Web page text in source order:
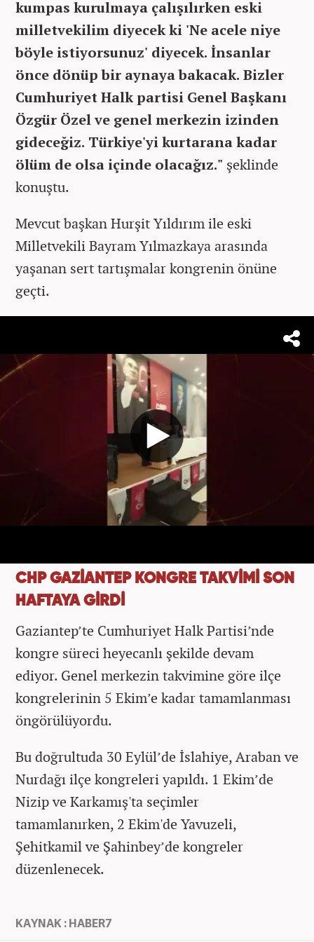
kumpas kurulmaya çalışılırken eski
milletvekilim diyecek ki 'Ne acele niye
böyle istiyorsunuz' diyecek. İnsanlar
önce dönüp bir aynaya bakacak. Bizler
Cumhuriyet Halk partisi Genel Başkanı
Özgür Özel ve genel merkezin izinden
gideceğiz. Türkiye'yi kurtarana kadar
ölüm de olsa içinde olacağız." şeklinde
konuştu.
Mevcut başkan Hurşit Yıldırım ile eski
Milletvekili Bayram Yılmazkaya arasında
yaşanan sert tartışmalar kongrenin önüne
geçti.
CHP GAZİANTEP KONGRE TAKVİMİ SON
HAFTAYA GİRDİ
Gaziantep’te Cumhuriyet Halk Partisi’nde
kongre süreci heyecanlı şekilde devam
ediyor. Genel merkezin takvimine göre ilçe
kongrelerinin 5 Ekim’e kadar tamamlanması
öngörülüyordu.
Bu doğrultuda 30 Eylül’de İslahiye, Araban ve
Nurdağı ilçe kongreleri yapıldı. 1 Ekim’de
Nizip ve Karkamış'ta seçimler
tamamlanırken, 2 Ekim'de Yavuzeli,
Şehitkamil ve Şahinbey’de kongreler
düzenlenecek.
KAYNAK : HABER7